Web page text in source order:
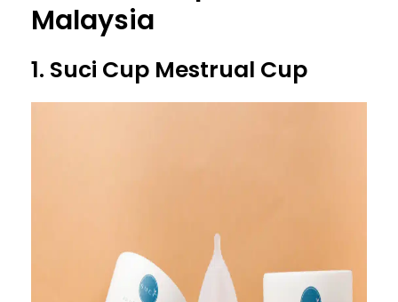
Malaysia
1. Suci Cup Mestrual Cup